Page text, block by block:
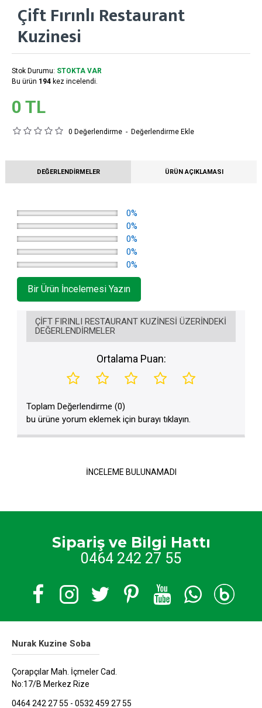
Çift Fırınlı Restaurant
Kuzinesi
Stok Durumu: STOKTA VAR
Bu ürün 194 kez incelendi.
0 Değerlendirme - Değerlendirme Ekle
0 TL
DEĞERLENDIRMELER ÜRÜN AÇIKLAMASI
0%
0%
0%
0%
0%
Bir Ürün İncelemesi Yazın
ÇIFT FIRINLI RESTAURANT KUZINESI ÜZERINDEKI
DEĞERLENDIRMELER
Ortalama Puan:
Toplam Değerlendirme (0)
bu ürüne yorum eklemek için burayı tıklayın.
İNCELEME BULUNAMADI
Sipariş ve Bilgi Hattı
0464 242 27 55
Nurak Kuzine Soba
Çorapçılar Mah. İçmeler Cad.
No:17/B Merkez Rize
0464 242 27 55 - 0532 459 27 55